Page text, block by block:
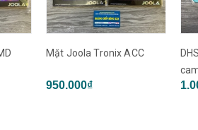
Mặt Joola Tronix ACC
950.000₫